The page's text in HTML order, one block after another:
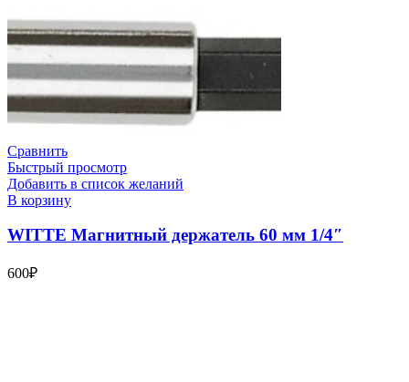
Сравнить
Быстрый просмотр
Добавить в список желаний
В корзину
WITTE Магнитный держатель 60 мм 1/4″
600₽